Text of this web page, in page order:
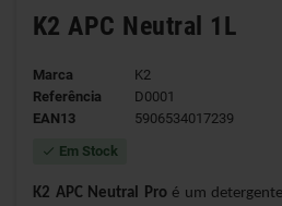
K2 APC Neutral 1L
Marca
K2
Referência
D0001
EAN13
5906534017239
check Em Stock
K2 APC Neutral Proé um